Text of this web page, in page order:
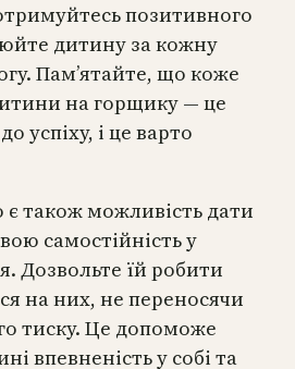
позитивного
дитину за кожну
Пам’ятайте, що коже
на горщику — це
успіху, і це варто
також можливість дати
самостійність у
Дозвольте їй робити
на них, не переносячи
тиску. Це допоможе
впевненість у собі та